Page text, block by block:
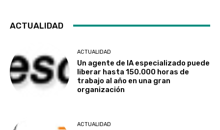
ACTUALIDAD
ACTUALIDAD
Un agente de IA especializado puede
liberar hasta 150.000 horas de
trabajo al año en una gran
organización
ACTUALIDAD